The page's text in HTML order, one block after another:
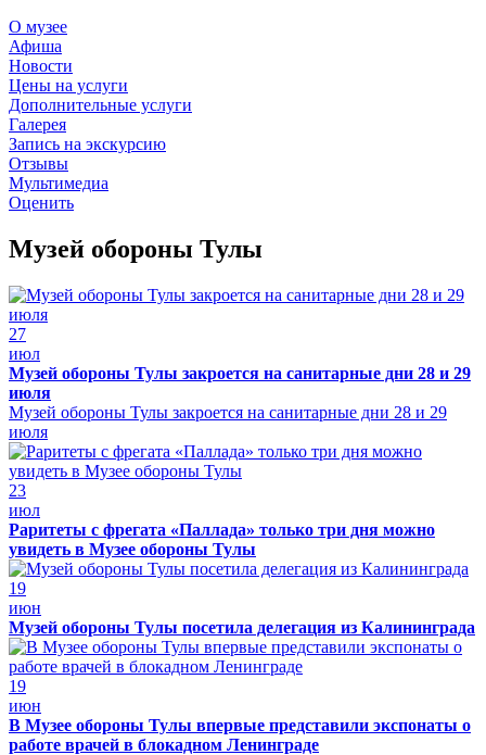
О музее
Афиша
Новости
Цены на услуги
Дополнительные услуги
Галерея
Запись на экскурсию
Отзывы
Мультимедиа
Оценить
Музей обороны Тулы
27
июл
Музей обороны Тулы закроется на санитарные дни 28 и 29
июля
Музей обороны Тулы закроется на санитарные дни 28 и 29
июля
23
июл
Раритеты с фрегата «Паллада» только три дня можно
увидеть в Музее обороны Тулы
19
июн
Музей обороны Тулы посетила делегация из Калининграда
19
июн
В Музее обороны Тулы впервые представили экспонаты о
работе врачей в блокадном Ленинграде